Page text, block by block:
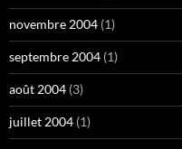
novembre 2004 (1)
septembre 2004 (1)
août 2004 (3)
juillet 2004 (1)